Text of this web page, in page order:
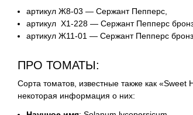
артикул Ж8-03 — Сержант Пепперс,
aртикул Х1-228 — Сержант Пепперс
артикул Ж11-01 — Сержант Пепперс
ПРО ТОМАТЫ:
Сорта томатов, известные также как
некоторая информация о них: